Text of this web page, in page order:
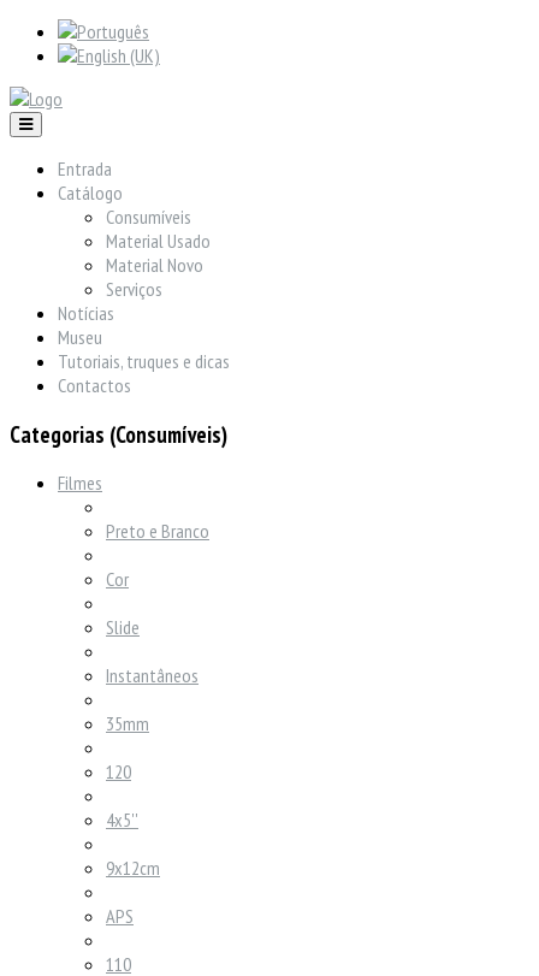
Entrada
Catálogo
Consumíveis
Material Usado
Material Novo
Serviços
Notícias
Museu
Tutoriais, truques e dicas
Contactos
Categorias (Consumíveis)
Filmes
Preto e Branco
Cor
Slide
Instantâneos
35mm
120
4x5''
9x12cm
APS
110